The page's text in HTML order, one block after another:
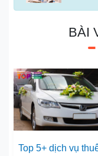
BÀI
Top 5+ dịch vụ